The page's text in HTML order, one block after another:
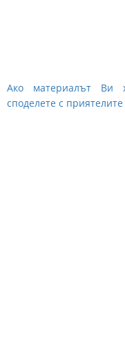
Ако материалът Ви
споделете с приятелите